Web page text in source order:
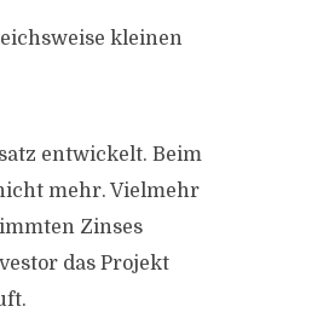
kleinen
entwickelt. Beim
mehr. Vielmehr
Zinses
das Projekt